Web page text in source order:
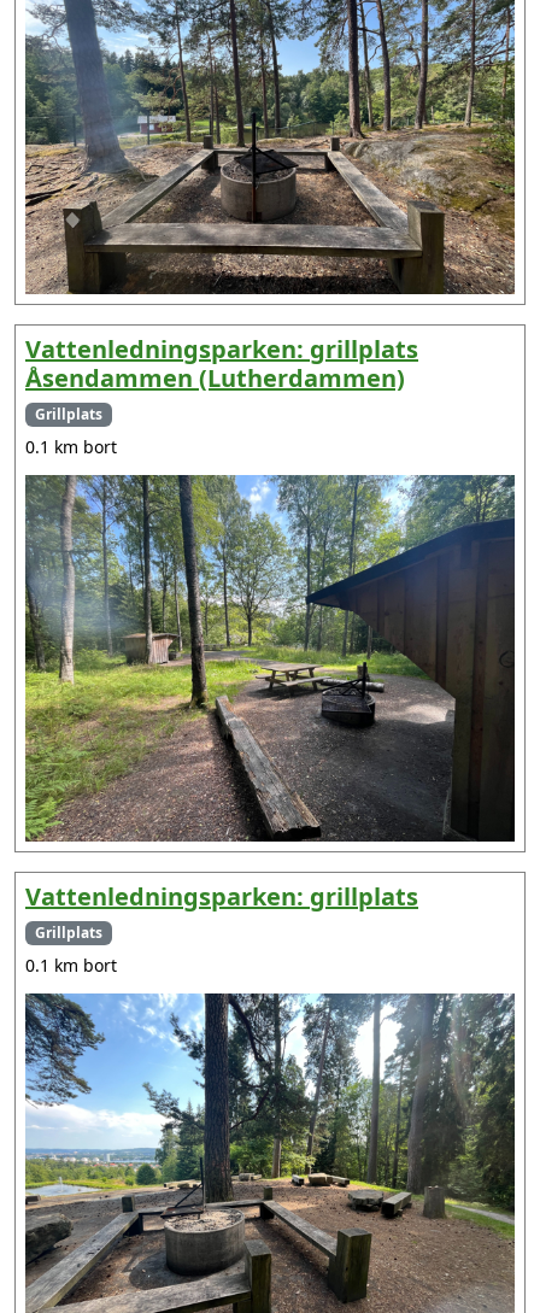
Vattenledningsparken: grillplats
Åsendammen (Lutherdammen)
Grillplats
0.1 km bort
Vattenledningsparken: grillplats
Grillplats
0.1 km bort